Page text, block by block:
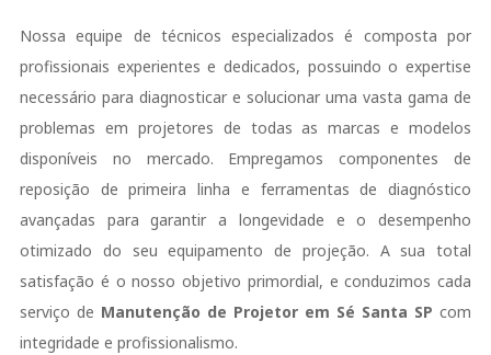
Nossa equipe de técnicos especializados é composta por
profissionais experientes e dedicados, possuindo o expertise
necessário para diagnosticar e solucionar uma vasta gama de
problemas em projetores de todas as marcas e modelos
disponíveis no mercado. Empregamos componentes de
reposição de primeira linha e ferramentas de diagnóstico
avançadas para garantir a longevidade e o desempenho
otimizado do seu equipamento de projeção. A sua total
satisfação é o nosso objetivo primordial, e conduzimos cada
serviço de Manutenção de Projetor em Sé Santa SP com
integridade e profissionalismo.